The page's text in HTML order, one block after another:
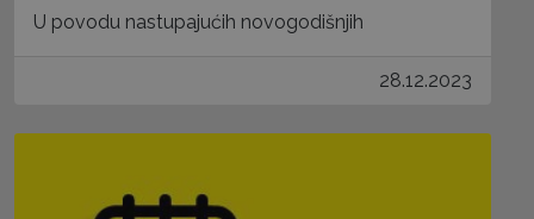
U povodu nastupajućih novogodišnjih
28.12.2023